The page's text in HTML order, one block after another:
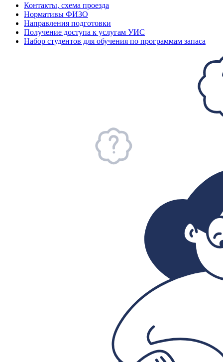
Контакты, схема проезда
Нормативы ФИЗО
Направления подготовки
Получение доступа к услугам УИС
Набор студентов для обучения по программам запаса